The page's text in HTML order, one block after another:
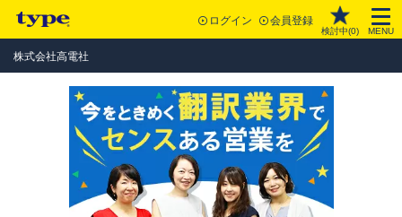
ログイン 会員登録
検討中(0) MENU
株式会社高電社